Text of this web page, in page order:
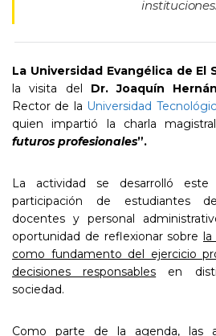
La Universidad Evangélica de El
la visita del Dr. Joaquín
Rector de la Universidad
quien impartió la charla
futuros profesionales”.
La actividad se desarrolló
participación de estudiantes
docentes y personal
oportunidad de reflexionar sobre la
como fundamento del ejercicio
decisiones responsables en
sociedad.
Como parte de la agenda, las